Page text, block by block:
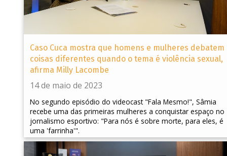
Caso Cuca mostra que homens e mulheres debatem
coisas diferentes quando o tema é violência sexual,
afirma Milly Lacombe
14 de maio de 2023
No segundo episódio do videocast "Fala Mesmo!", Sâmia
recebe uma das primeiras mulheres a conquistar espaço no
jornalismo esportivo: "Para nós é sobre morte, para eles, é
uma 'farrinha'".